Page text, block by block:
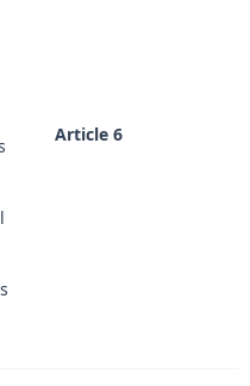
Article 6